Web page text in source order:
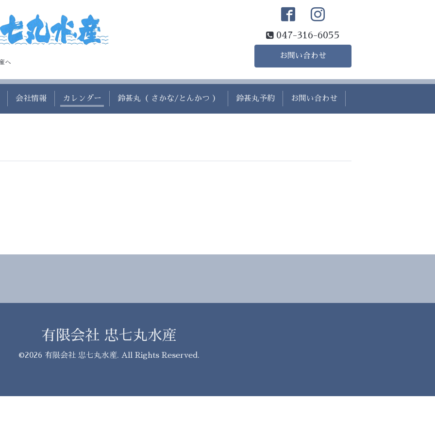
へ
047-316-6055
お問い合わせ
会社情報 カレンダー 鈴甚丸（ さかな/とんかつ ） 鈴甚丸予約 お問い合わせ
有限会社 忠七丸水産
©2026 有限会社 忠七丸水産. All Rights Reserved.